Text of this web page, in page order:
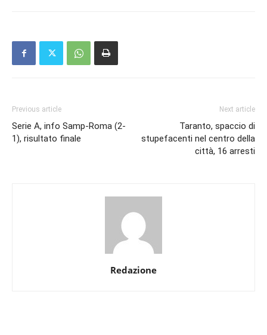
Previous article
Serie A, info Samp-Roma (2-
1), risultato finale
Next article
Taranto, spaccio di
stupefacenti nel centro della
città, 16 arresti
Redazione